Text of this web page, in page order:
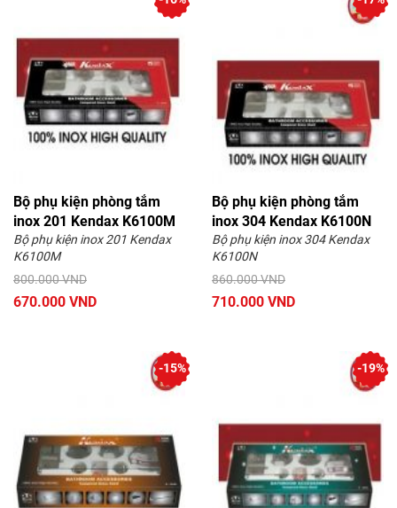
Bộ phụ kiện phòng tắm
inox 201 Kendax K6100M
Bộ phụ kiện inox 201 Kendax
K6100M
800.000 VND
670.000 VND
Bộ phụ kiện phòng tắm
inox 304 Kendax K6100N
Bộ phụ kiện inox 304 Kendax
K6100N
860.000 VND
710.000 VND
-15% -19%